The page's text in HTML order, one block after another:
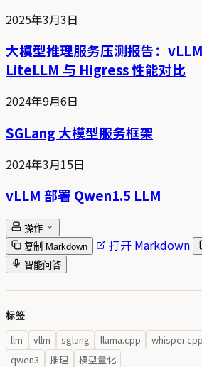
2025年3月3日
大模型推理服务压测报告：vLLM
LiteLLM 与 Higress 性能对比
2024年9月6日
SGLang 大模型服务框架
2024年3月15日
vLLM 部署 Qwen1.5 LLM
操作
复制 Markdown
打开 Markdown
智能问答
标签
llm vllm sglang llama.cpp whisper.cpp
qwen3
推理 模型量化